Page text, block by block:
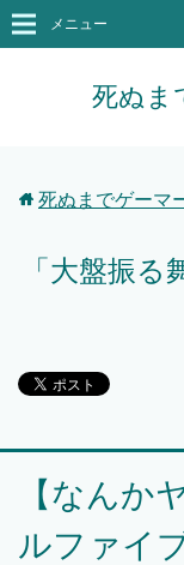
死ぬま
メニュー
死ぬまでゲーマ
「大盤振
【なんか
ルファイ